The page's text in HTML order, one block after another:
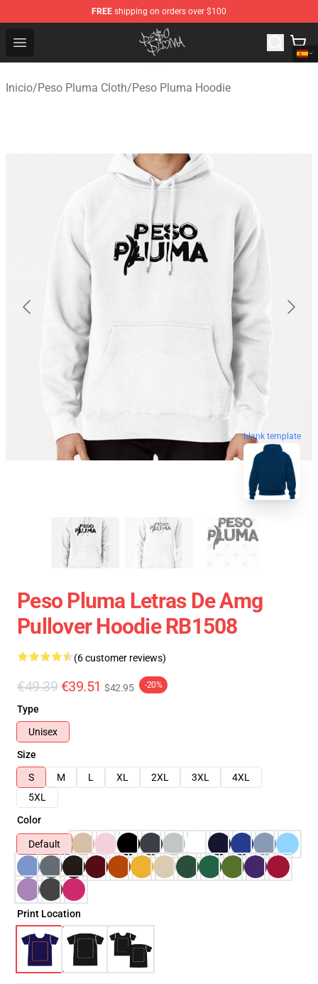
FREE shipping on orders over $100
Open menu
Peso Pluma Store - Official Peso Pluma Merchandise
Inicio/Peso Pluma Cloth/Peso Pluma Hoodie
blank template
Peso Pluma Letras De Amg
Pullover Hoodie RB1508
(6 customer reviews)
€49.39 €39.51 $42.95 -20%
Type
Unisex
Size
S
M L XL 2XL 3XL
4XL
5XL
Color
Default
Print Location